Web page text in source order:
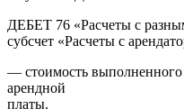
ДЕБЕТ 76 «Расчеты с
субсчет «Расчеты с
— стоимость выполненного
арендной
платы.